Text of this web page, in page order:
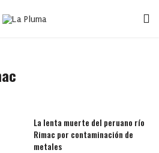
La lenta muerte del peruano río
Rimac por contaminación de
metales